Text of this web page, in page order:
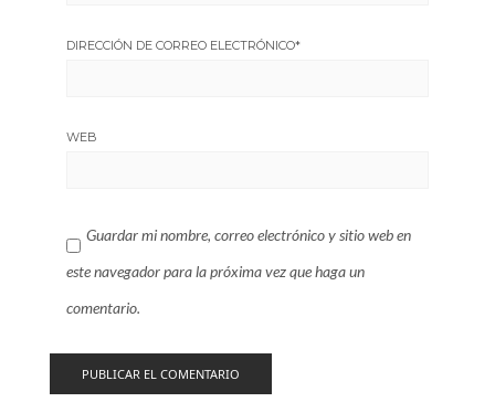
DIRECCIÓN DE CORREO ELECTRÓNICO*
WEB
Guardar mi nombre, correo electrónico y sitio web en
este navegador para la próxima vez que haga un
comentario.